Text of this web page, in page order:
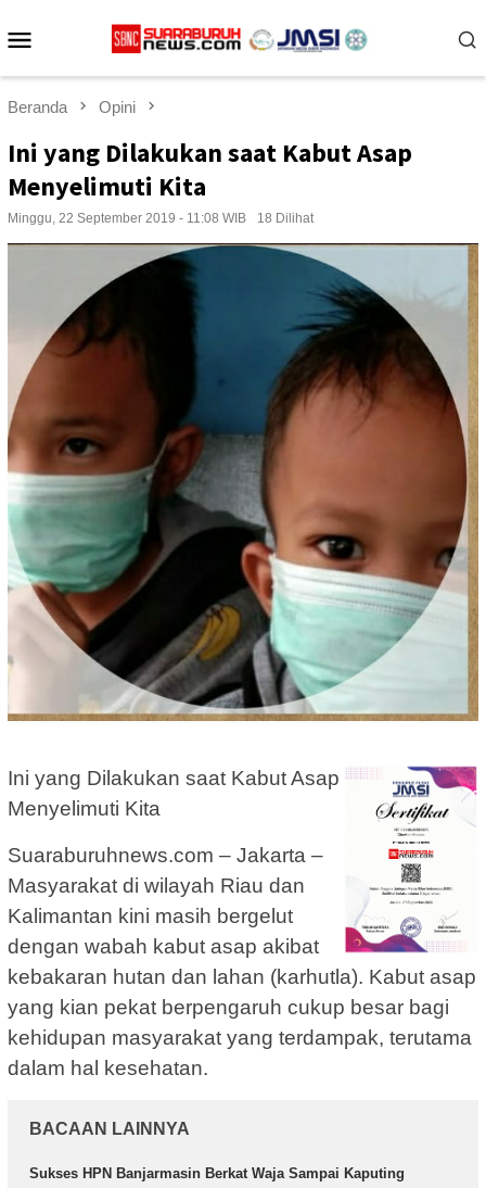
ke
Beranda Opini
Ini yang Dilakukan saat Kabut Asap
Menyelimuti Kita
Minggu, 22 September 2019 - 11:08 WIB 18 Dilihat
Ini yang Dilakukan saat Kabut Asap
Menyelimuti Kita
Suaraburuhnews.com – Jakarta –
Masyarakat di wilayah Riau dan
Kalimantan kini masih bergelut
dengan wabah kabut asap akibat
kebakaran hutan dan lahan (karhutla). Kabut asap
yang kian pekat berpengaruh cukup besar bagi
kehidupan masyarakat yang terdampak, terutama
dalam hal kesehatan.
BACAAN LAINNYA
Sukses HPN Banjarmasin Berkat Waja Sampai Kaputing